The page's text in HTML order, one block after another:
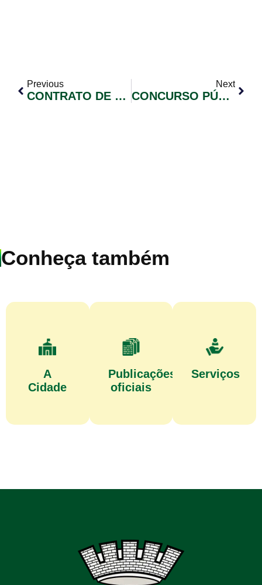
Previous
CONTRATO DE CESSÃO NÃO ONEROSA DE SOFTWARE Nº 1302/2025.34 –
Next
CONCURSO PÚBLICO 02/2023 – CONVOCAÇÃO DE CANDIDATOS CLASSIFICADOS – EDITAL Nº 59
Conheça também
A
Cidade
Publicações
oficiais
Serviços